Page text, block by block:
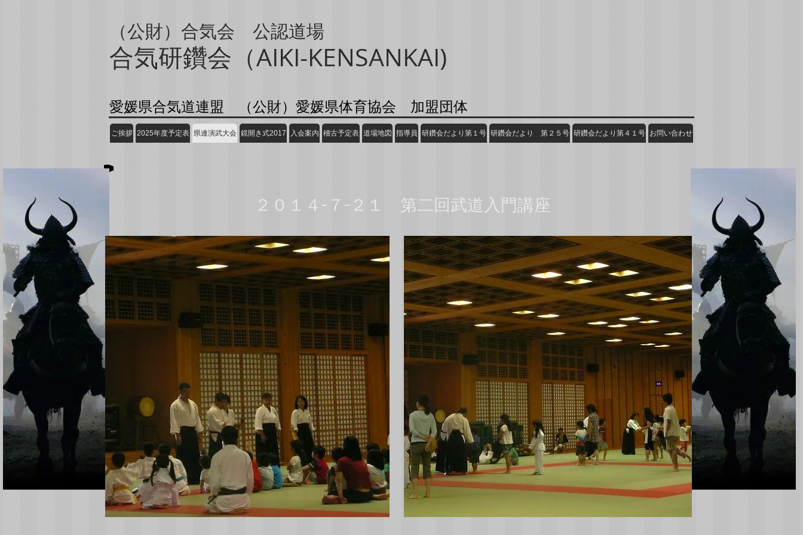
合気研鑽会（AIKI-KENSANKAI)
（公財）合気会 公認道場
愛媛県合気道連盟 （公財）愛媛県体育協会 加盟団体
ご挨拶 2025年度予定表 県連演武大会 鏡開き式2017 入会案内 稽古予定表 道場地図 指導員 研鑽会だより第１号 研鑽会だより 第２５号 研鑽会だより第４１号 お問い合わせ
２０１４-７-２１ 第二回武道入門講座